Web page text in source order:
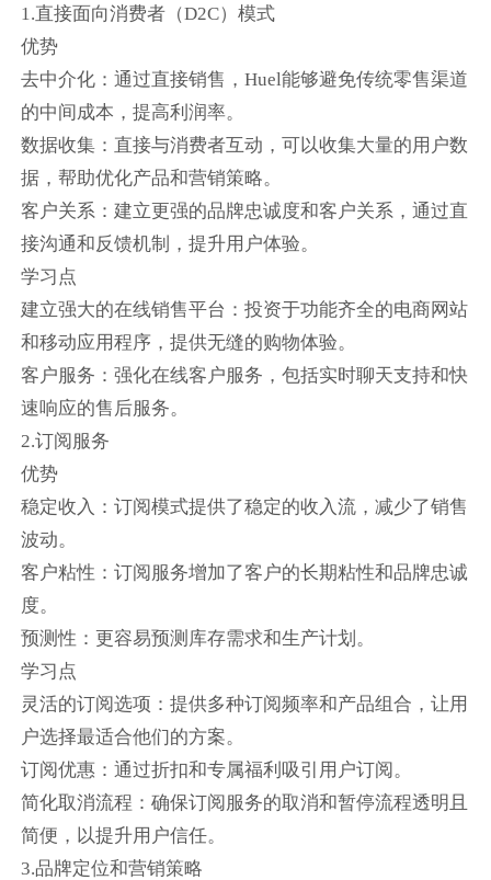
1.直接面向消费者（D2C）模式
优势
去中介化：通过直接销售，Huel能够避免传统零售渠道
的中间成本，提高利润率。
数据收集：直接与消费者互动，可以收集大量的用户数
据，帮助优化产品和营销策略。
客户关系：建立更强的品牌忠诚度和客户关系，通过直
接沟通和反馈机制，提升用户体验。
学习点
建立强大的在线销售平台：投资于功能齐全的电商网站
和移动应用程序，提供无缝的购物体验。
客户服务：强化在线客户服务，包括实时聊天支持和快
速响应的售后服务。
2.订阅服务
优势
稳定收入：订阅模式提供了稳定的收入流，减少了销售
波动。
客户粘性：订阅服务增加了客户的长期粘性和品牌忠诚
度。
预测性：更容易预测库存需求和生产计划。
学习点
灵活的订阅选项：提供多种订阅频率和产品组合，让用
户选择最适合他们的方案。
订阅优惠：通过折扣和专属福利吸引用户订阅。
简化取消流程：确保订阅服务的取消和暂停流程透明且
简便，以提升用户信任。
3.品牌定位和营销策略